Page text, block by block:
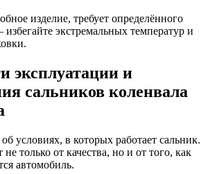
изделие, требует определённого
экстремальных температур и
эксплуатации и
сальников коленвала
условиях, в которых работает сальник.
не только от качества, но и от того, как
автомобиль.